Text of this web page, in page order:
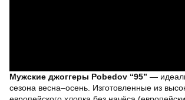
Мужские джоггеры Pobedov “95” —
сезона весна–осень. Изготовленные из